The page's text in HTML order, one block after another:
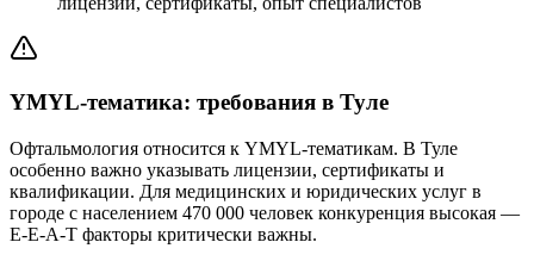
YMYL-тематика: требования в Туле
Офтальмология относится к YMYL-тематикам. В Туле
особенно важно указывать лицензии, сертификаты и
квалификации. Для медицинских и юридических услуг в
городе с населением 470 000 человек конкуренция высокая —
E-E-A-T факторы критически важны.